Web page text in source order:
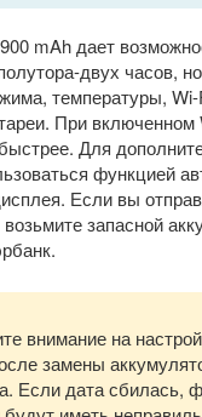
mAh дает
двух часов,
температуры, Wi-
При включенном
Для
функцией
Если вы
запасной
внимание на
замены
Если дата сбилась,